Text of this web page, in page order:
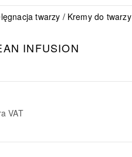
twarzy Kremy do twarzy
INFUSION
VAT